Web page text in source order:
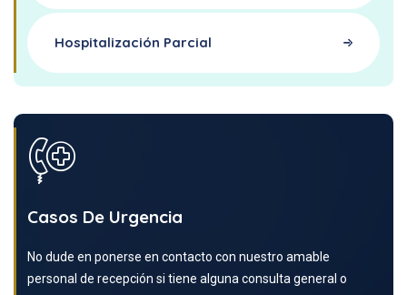
Hospitalización Parcial
Casos De Urgencia
No dude en ponerse en contacto con nuestro amable
personal de recepción si tiene alguna consulta general o